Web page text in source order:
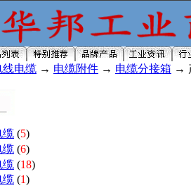
线电缆 → 电缆附件 → 电缆分接箱 →
缆 (5)
缆 (6)
缆 (18)
缆 (1)